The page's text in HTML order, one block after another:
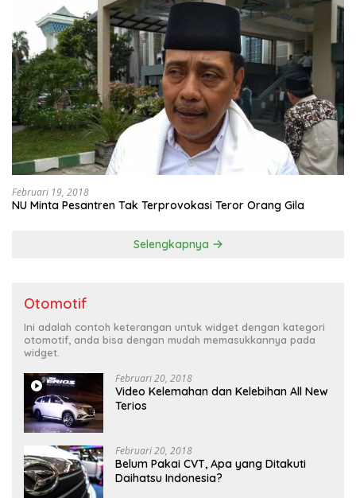
Februari 19, 2018
NU Minta Pesantren Tak Terprovokasi Teror Orang Gila
Selengkapnya
Otomotif
Ini adalah contoh keterangan untuk widget dengan kategori
otomotif, anda bisa dengan mudah memasukkannya pada
widget.
Februari 20, 2018
Video Kelemahan dan Kelebihan All New
Terios
Februari 20, 2018
Belum Pakai CVT, Apa yang Ditakuti
Daihatsu Indonesia?